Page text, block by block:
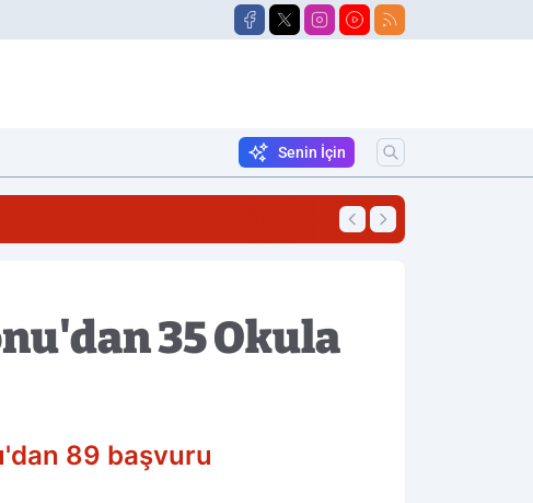
Senin İçin
16:47 Korkutan Yangın!
35 Okula
89 başvuru